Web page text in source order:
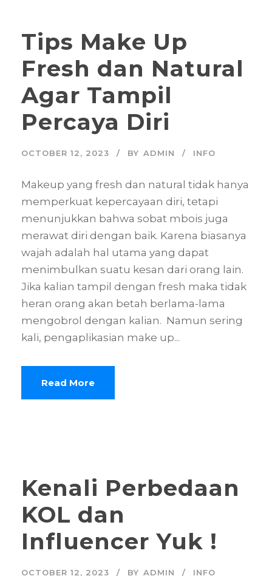
Tips Make Up
Fresh dan Natural
Agar Tampil
Percaya Diri
OCTOBER 12, 2023 BY ADMIN INFO
Makeup yang fresh dan natural tidak hanya
memperkuat kepercayaan diri, tetapi
menunjukkan bahwa sobat mbois juga
merawat diri dengan baik. Karena biasanya
wajah adalah hal utama yang dapat
menimbulkan suatu kesan dari orang lain.
Jika kalian tampil dengan fresh maka tidak
heran orang akan betah berlama-lama
mengobrol dengan kalian. Namun sering
kali, pengaplikasian make up...
Read More
Kenali Perbedaan
KOL dan
Influencer Yuk !
OCTOBER 12, 2023 BY ADMIN INFO